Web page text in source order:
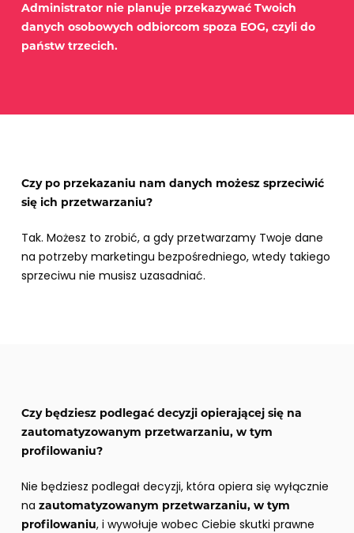
Administrator nie planuje przekazywać Twoich
danych osobowych odbiorcom spoza EOG, czyli do
państw trzecich.
Czy po przekazaniu nam danych możesz sprzeciwić
się ich przetwarzaniu?
Tak. Możesz to zrobić, a gdy przetwarzamy Twoje dane
na potrzeby marketingu bezpośredniego, wtedy takiego
sprzeciwu nie musisz uzasadniać.
Czy będziesz podlegać decyzji opierającej się na
zautomatyzowanym przetwarzaniu, w tym
profilowaniu?
Nie będziesz podlegał decyzji, która opiera się wyłącznie
nazautomatyzowanym przetwarzaniu, w tym
profilowaniu, i wywołuje wobec Ciebie skutki prawne